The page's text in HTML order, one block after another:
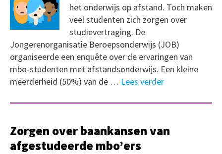
het onderwijs op afstand. Toch maken
veel studenten zich zorgen over
studievertraging. De
Jongerenorganisatie Beroepsonderwijs (JOB)
organiseerde een enquête over de ervaringen van
mbo-studenten met afstandsonderwijs. Een kleine
meerderheid (50%) van de … Lees verder
Zorgen over baankansen van
afgestudeerde mbo’ers